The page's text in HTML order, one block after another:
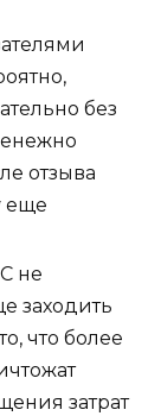
без
отзыва
еще
не
заходить
что более
затрат